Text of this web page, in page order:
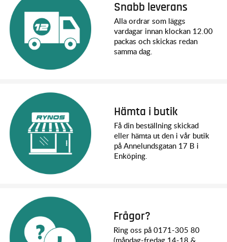
Snabb leverans
Alla ordrar som läggs
vardagar innan klockan 12.00
packas och skickas redan
samma dag.
Hämta i butik
Få din beställning skickad
eller hämta ut den i vår butik
på Annelundsgatan 17 B i
Enköping.
Frågor?
Ring oss på 0171-305 80